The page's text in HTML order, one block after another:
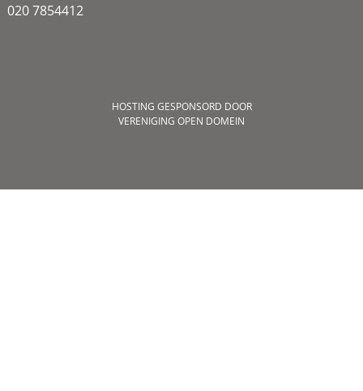
020 7854412
HOSTING GESPONSORD DOOR
VERENIGING OPEN DOMEIN